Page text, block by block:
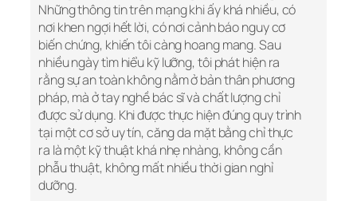
Những thông tin trên mạng khi ấy khá nhiều, có
nơi khen ngợi hết lời, có nơi cảnh báo nguy cơ
biến chứng, khiến tôi càng hoang mang. Sau
nhiều ngày tìm hiểu kỹ lưỡng, tôi phát hiện ra
rằng sự an toàn không nằm ở bản thân phương
pháp, mà ở tay nghề bác sĩ và chất lượng chỉ
được sử dụng. Khi được thực hiện đúng quy trình
tại một cơ sở uy tín, căng da mặt bằng chỉ thực
ra là một kỹ thuật khá nhẹ nhàng, không cần
phẫu thuật, không mất nhiều thời gian nghỉ
dưỡng.